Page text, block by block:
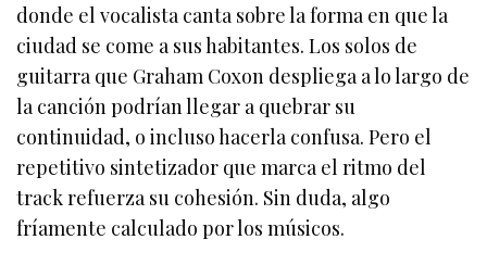
donde el vocalista canta sobre la forma en que la
ciudad se come a sus habitantes. Los solos de
guitarra que Graham Coxon despliega a lo largo de
la canción podrían llegar a quebrar su
continuidad, o incluso hacerla confusa. Pero el
repetitivo sintetizador que marca el ritmo del
track refuerza su cohesión. Sin duda, algo
fríamente calculado por los músicos.